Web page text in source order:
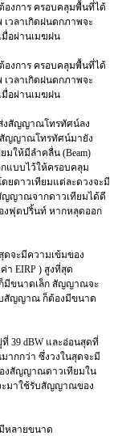
องการ ครอบคลุมพื้นที่ได้
วลาเกิดฝนตกภาพจะ
มื่อผ่านเมฆฝน
องการ ครอบคลุมพื้นที่ได้
วลาเกิดฝนตกภาพจะ
มื่อผ่านเมฆฝน
สัญญาณโทรทัศน์ลง
สัญญาณโทรทัศน์มายัง
มให้มีลำคลื่น (Beam)
แบบไว้ให้ครอบคลุม
ดยดาวเทียมแต่ละดวงจะมี
ญญาณจากดาวเทียมได้ดี
องฟุตปริ้นท์ หากหลุดออก
จะมีความเข้มของ
า EIRP ) สูงที่สุด
มีขนาดเล็ก สัญญาณจะ
บสัญญาณ ก็ต้องมีขนาด
39 dBW และอ่อนสุดที่
ากกว่า ซึ่งวงในสุดจะมี
องสัญญาณดาวเทียมใน
ะมาใช้รับสัญญาณของ
หลายขนาด